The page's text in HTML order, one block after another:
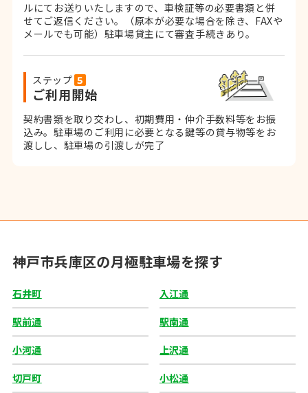
ルにてお送りいたしますので、車検証等の必要書類と併
せてご返信ください。
（原本が必要な場合を除き、FAXや
メールでも可能） 駐車場貸主にて審査手続きあり。
ステップ
ご利用開始
契約書類を取り交わし、初期費用・仲介手数料等をお振
込み。駐車場のご利用に必要となる鍵等の貸与物等をお
渡しし、駐車場の引渡しが完了
神戸市兵庫区の月極駐車場を探す
石井町 入江通
駅前通 駅南通
小河通 上沢通
切戸町 小松通